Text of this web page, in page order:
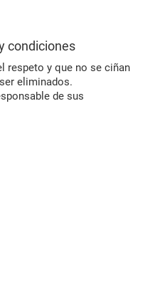
condiciones
respeto y que no se ciñan
eliminados.
de sus